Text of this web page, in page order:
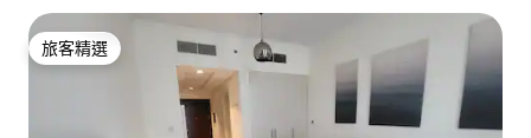
旅客精選
旅客精選